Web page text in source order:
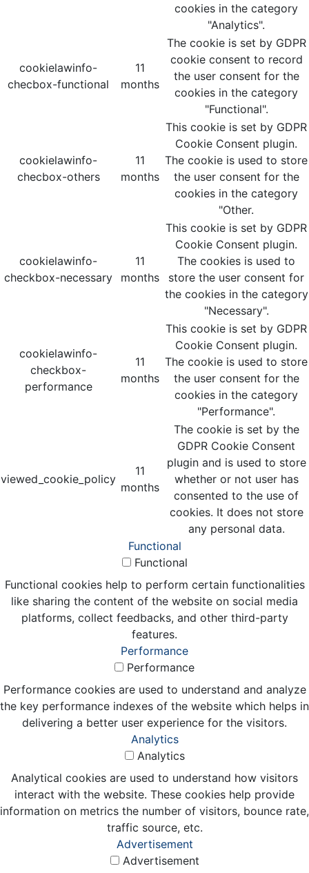
cookies in the category
"Analytics".
cookielawinfo-
checbox-functional
11
months
The cookie is set by GDPR
cookie consent to record
the user consent for the
cookies in the category
"Functional".
cookielawinfo-
checbox-others
11
months
This cookie is set by GDPR
Cookie Consent plugin.
The cookie is used to store
the user consent for the
cookies in the category
"Other.
cookielawinfo-
checkbox-necessary
11
months
This cookie is set by GDPR
Cookie Consent plugin.
The cookies is used to
store the user consent for
the cookies in the category
"Necessary".
cookielawinfo-
checkbox-
performance
11
months
This cookie is set by GDPR
Cookie Consent plugin.
The cookie is used to store
the user consent for the
cookies in the category
"Performance".
viewed_cookie_policy
11
months
The cookie is set by the
GDPR Cookie Consent
plugin and is used to store
whether or not user has
consented to the use of
cookies. It does not store
any personal data.
Functional
Functional
Functional cookies help to perform certain functionalities
like sharing the content of the website on social media
platforms, collect feedbacks, and other third-party
features.
Performance
Performance
Performance cookies are used to understand and analyze
the key performance indexes of the website which helps in
delivering a better user experience for the visitors.
Analytics
Analytics
Analytical cookies are used to understand how visitors
interact with the website. These cookies help provide
information on metrics the number of visitors, bounce rate,
traffic source, etc.
Advertisement
Advertisement